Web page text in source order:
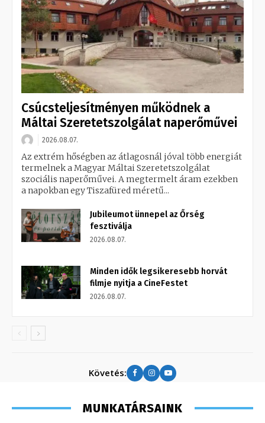
Csúcsteljesítményen működnek a
Máltai Szeretetszolgálat naperőművei
2026.08.07.
Az extrém hőségben az átlagosnál jóval több energiát
termelnek a Magyar Máltai Szeretetszolgálat
szociális naperőművei. A megtermelt áram ezekben
a napokban egy Tiszafüred méretű...
Jubileumot ünnepel az Őrség
fesztiválja
2026.08.07.
Minden idők legsikeresebb horvát
filmje nyitja a CineFestet
2026.08.07.
Követés:
MUNKATÁRSAINK